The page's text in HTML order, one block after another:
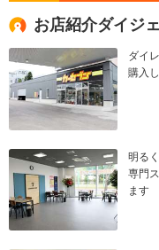
お店紹介ダイジ
ダイ
購入
明る
専門
ます